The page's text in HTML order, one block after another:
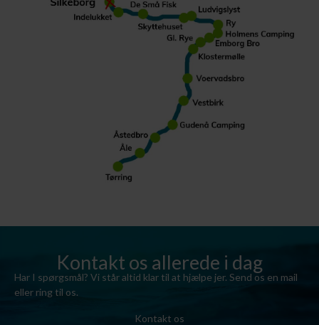
Kontakt os allerede i dag
Har I spørgsmål? Vi står altid klar til at hjælpe jer. Send os en mail
eller ring til os.
Kontakt os